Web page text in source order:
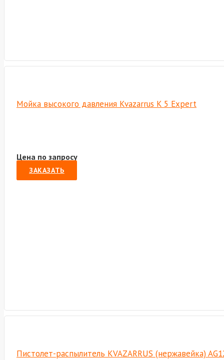
Мойка высокого давления Kvazarrus K 5 Expert
Цена по запросу
ЗАКАЗАТЬ
Пистолет-распылитель KVAZARRUS (нержавейка)